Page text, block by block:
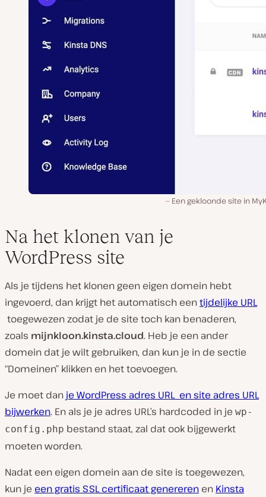
Een gekloonde site in
Na het klonen van je
WordPress site
Als je tijdens het klonen geen eigen domein hebt
ingevoerd, dan krijgt het automatisch eentijdelijke URL
toegewezen zodat je de site toch kan benaderen,
zoals mijnkloon.kinsta.cloud. Heb je een ander
domein dat je wilt gebruiken, dan kun je in de sectie
“Domeinen” klikken en het toevoegen.
Je moet dan je WordPress adres URL en site adres URL
bijwerken. En als je je adres URL’s hardcoded in je wp-
config.php bestand staat, zal dat ook bijgewerkt
moeten worden.
Nadat een eigen domein aan de site is toegewezen,
kun je een gratis SSL certificaat genereren en Kinsta